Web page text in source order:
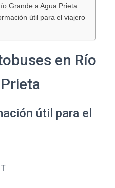
Grande a Agua Prieta
útil para el viajero
en Río
útil para el